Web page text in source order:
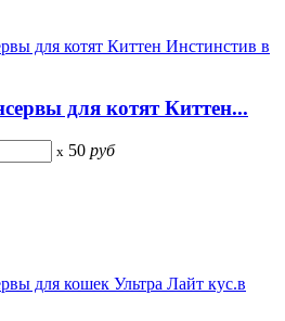
для котят Киттен...
x 50 руб